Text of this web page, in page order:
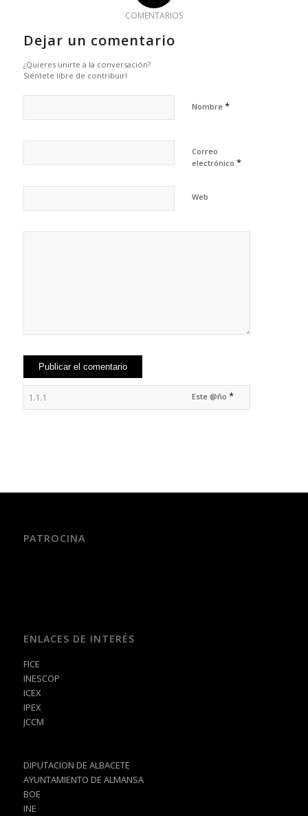
COMENTARIOS
Dejar un comentario
¿Quieres unirte a la conversación?
Siéntete libre de contribuir!
Nombre *
Correo
electrónico *
Web
Este @ño *
PATROCINA
ENLACES DE INTERÉS
FICE
INESCOP
ICEX
IPEX
JCCM
DIPUTACION DE ALBACETE
AYUNTAMIENTO DE ALMANSA
BOE
INE